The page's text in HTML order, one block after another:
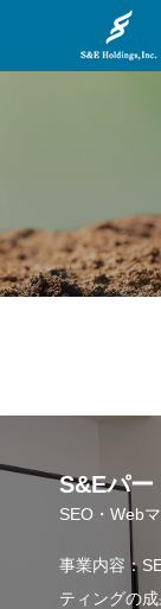
S&Eパー
SEO・Web
事業内容：
ティングの